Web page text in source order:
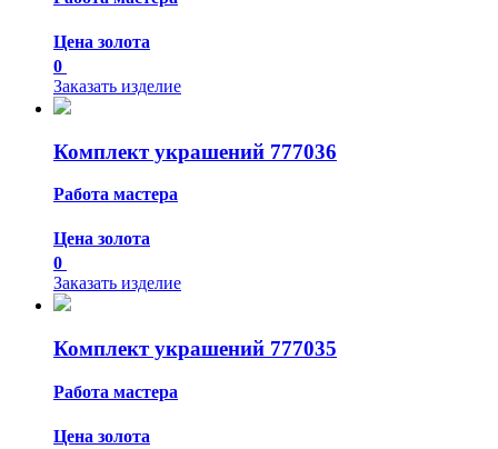
Цена золота
0
Заказать изделие
Комплект украшений 777036
Работа мастера
Цена золота
0
Заказать изделие
Комплект украшений 777035
Работа мастера
Цена золота